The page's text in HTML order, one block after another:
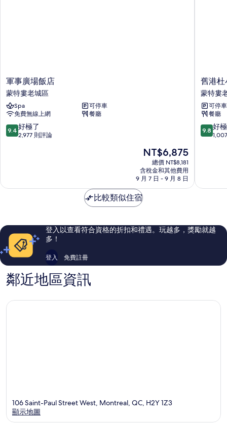
片軍
事
廣
場
飯
店
蒙
軍事廣場飯店
蒙特婁老城區
Spa
可停車
免費無線上網
餐廳
9.4
分，
極
評
論
9.4 好極了
2,977 則評論
現
價
格
為
NT$6,875
NT$6,875
總價 NT$8,181
含稅金和其他費用
9 月 7 日 - 9 月 8 日
舊
港
杜
小
旅
館
蒙
舊港杜
蒙特婁
可停車
餐廳
9.8
分，
極
評
論
9.8 好
比較類似住宿
登入以查看符合資格的折扣和禮遇。玩越多，獎勵就越
多！
登入 免費註冊
鄰近地區資訊
106 Saint-Paul Street West, Montreal, QC, H2Y 1Z3
顯示地圖